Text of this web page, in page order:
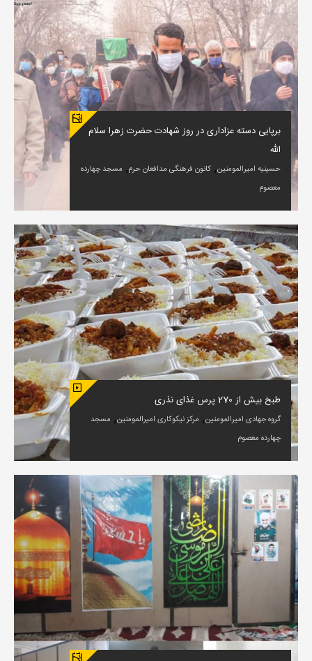
برپایی دسته عزاداری در روز شهادت حضرت زهرا سلام
الله
حسینیه امیرالمومنین, کانون فرهنگی مدافعان حرم, مسجد چهارده
معصوم
طبخ بیش از 270 پرس غذای نذری
گروه جهادی امیرالمومنین, مرکز نیکوکاری امیرالمومنین, مسجد
چهارده معصوم